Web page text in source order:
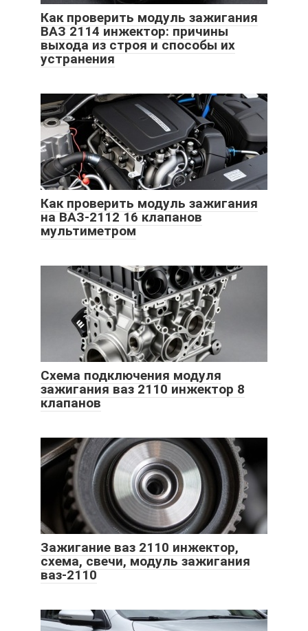
Как проверить модуль зажигания
ВАЗ 2114 инжектор: причины
выхода из строя и способы их
устранения
Как проверить модуль зажигания
на ВАЗ-2112 16 клапанов
мультиметром
Схема подключения модуля
зажигания ваз 2110 инжектор 8
клапанов
Зажигание ваз 2110 инжектор,
схема, свечи, модуль зажигания
ваз-2110